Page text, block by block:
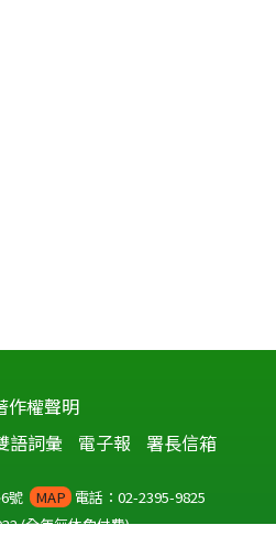
作權聲明
語詞彙 電子報 署長信箱
號 MAP 電話：02-2395-9825
(全年無休免付費)